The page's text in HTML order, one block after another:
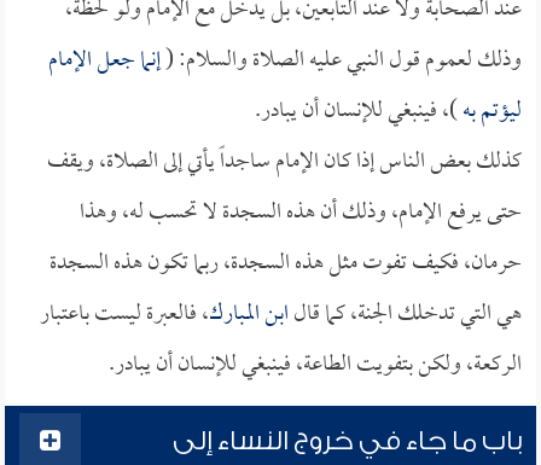
عند الصحابة ولا عند التابعين، بل يدخل مع الإمام ولو لحظة،
وذلك لعموم قول النبي عليه الصلاة والسلام: (إنما جعل الإمام
ليؤتم به)، فينبغي للإنسان أن يبادر.
كذلك بعض الناس إذا كان الإمام ساجداً يأتي إلى الصلاة، ويقف
حتى يرفع الإمام، وذلك أن هذه السجدة لا تحسب له، وهذا
حرمان، فكيف تفوت مثل هذه السجدة، ربما تكون هذه السجدة
هي التي تدخلك الجنة، كما قالابن المبارك، فالعبرة ليست باعتبار
الركعة، ولكن بتفويت الطاعة، فينبغي للإنسان أن يبادر.
باب ما جاء في خروج النساء إلى